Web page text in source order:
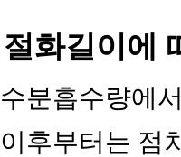
절화길이에
수분흡수량에
이후부터는 점